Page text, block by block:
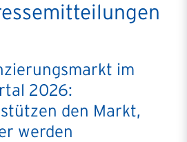
im
2026:
den Markt,
werden